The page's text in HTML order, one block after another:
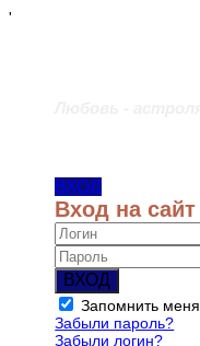
'
ВХОД
Вход на сайт
ВХОД
Запомнить меня
Забыли пароль?
Забыли логин?